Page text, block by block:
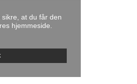
at du får den
hjemmeside.